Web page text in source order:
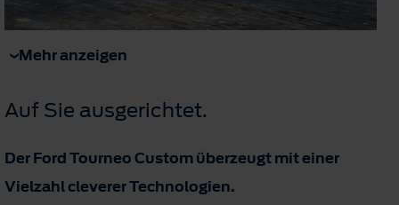
Mehr anzeigen
Auf Sie ausgerichtet.
Der Ford Tourneo Custom überzeugt mit einer
Vielzahl cleverer Technologien.